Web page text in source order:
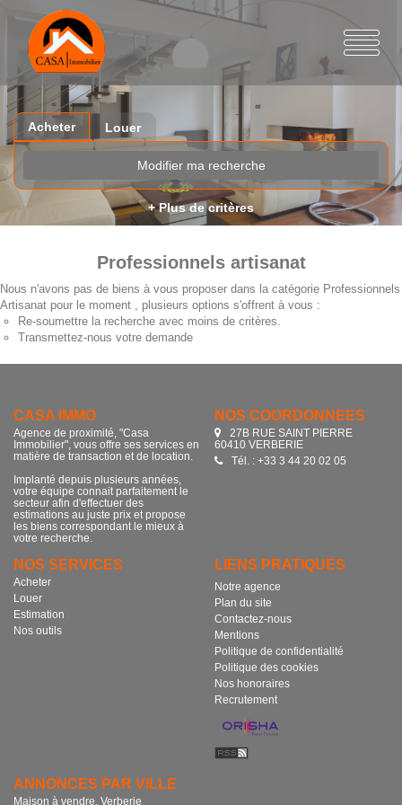
Acheter Louer
Modifier ma recherche
+ Plus de critères
Professionnels artisanat
Nous n'avons pas de biens à vous proposer dans la catégorie Professionnels
Artisanat pour le moment , plusieurs options s'offrent à vous :
Re-soumettre la recherche avec moins de critères.
Transmettez-nous votre demande
CASA IMMO
Agence de proximité, "Casa
Immobilier", vous offre ses services en
matière de transaction et de location.
Implanté depuis plusieurs années,
votre équipe connait parfaitement le
secteur afin d'effectuer des
estimations au juste prix et propose
les biens correspondant le mieux à
votre recherche.
NOS COORDONNÉES
27B RUE SAINT PIERRE
60410 VERBERIE
Tél. : +33 3 44 20 02 05
NOS SERVICES
Acheter
Louer
Estimation
Nos outils
LIENS PRATIQUES
Notre agence
Plan du site
Contactez-nous
Mentions
Politique de confidentialité
Politique des cookies
Nos honoraires
Recrutement
ANNONCES PAR VILLE
Maison à vendre, Verberie